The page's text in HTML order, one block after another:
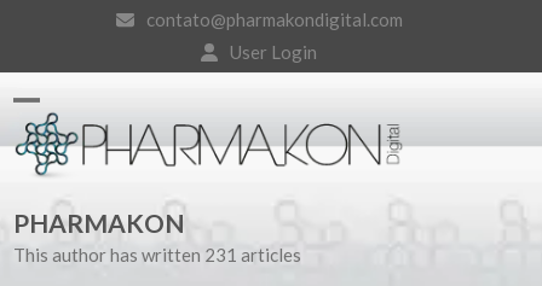
content
contato@pharmakondigital.com
User Login
Open
mobile
menu
Close
mobile
menu
PHARMAKON
This author has written 231 articles